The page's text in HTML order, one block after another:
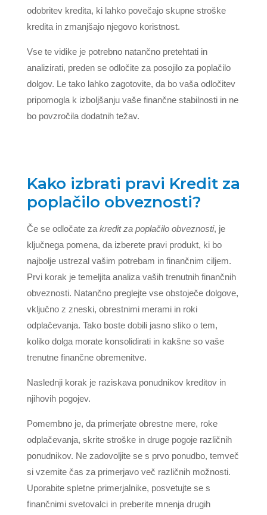
odobritev kredita, ki lahko povečajo skupne stroške
kredita in zmanjšajo njegovo koristnost.
Vse te vidike je potrebno natančno pretehtati in
analizirati, preden se odločite za posojilo za poplačilo
dolgov. Le tako lahko zagotovite, da bo vaša odločitev
pripomogla k izboljšanju vaše finančne stabilnosti in ne
bo povzročila dodatnih težav.
Kako izbrati pravi Kredit za
poplačilo obveznosti?
Če se odločate za kredit za poplačilo obveznosti, je
ključnega pomena, da izberete pravi produkt, ki bo
najbolje ustrezal vašim potrebam in finančnim ciljem.
Prvi korak je temeljita analiza vaših trenutnih finančnih
obveznosti. Natančno preglejte vse obstoječe dolgove,
vključno z zneski, obrestnimi merami in roki
odplačevanja. Tako boste dobili jasno sliko o tem,
koliko dolga morate konsolidirati in kakšne so vaše
trenutne finančne obremenitve.
Naslednji korak je raziskava ponudnikov kreditov in
njihovih pogojev.
Pomembno je, da primerjate obrestne mere, roke
odplačevanja, skrite stroške in druge pogoje različnih
ponudnikov. Ne zadovoljite se s prvo ponudbo, temveč
si vzemite čas za primerjavo več različnih možnosti.
Uporabite spletne primerjalnike, posvetujte se s
finančnimi svetovalci in preberite mnenja drugih